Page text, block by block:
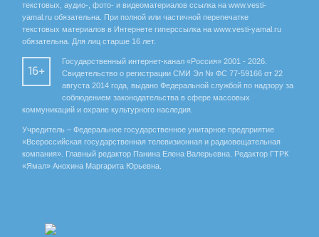
текстовых, аудио-, фото- и видеоматериалов ссылка на www.vesti-
yamal.ru обязательна. При полной или частичной перепечатке
текстовых материалов в Интернете гиперссылка на www.vesti-yamal.ru
обязательна. Для лиц старше 16 лет.
16+
Государственный интернет-канал «Россия» 2001 - 2026.
Свидетельство о регистрации СМИ Эл № ФС 77-59166 от 22
августа 2014 года, выдано Федеральной службой по надзору за
соблюдением законодательства в сфере массовых
коммуникаций и охране культурного наследия.
Учредитель – Федеральное государственное унитарное предприятие
«Всероссийская государственная телевизионная и радиовещательная
компания». Главный редактор Панина Елена Валерьевна. Редактор ГТРК
«Ямал» Анохина Маргарита Юрьевна.